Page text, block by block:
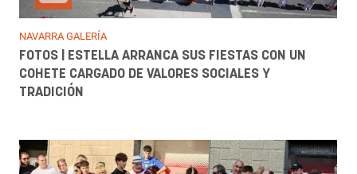
NAVARRA GALERÍA
FOTOS | ESTELLA ARRANCA SUS FIESTAS CON UN
COHETE CARGADO DE VALORES SOCIALES Y
TRADICIÓN